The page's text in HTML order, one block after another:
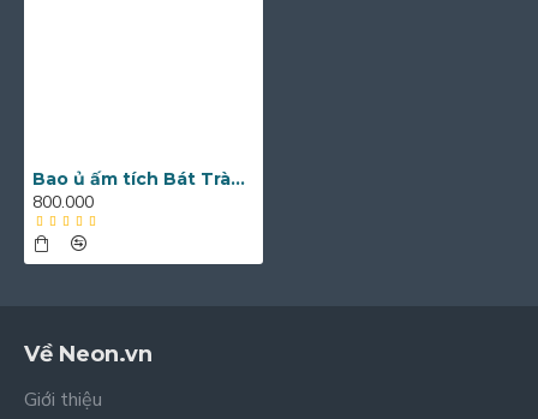
Bao ủ ấm tích Bát Tràng U1
800.000
Về Neon.vn
Giới thiệu